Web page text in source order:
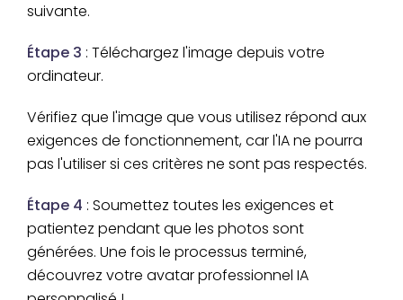
suivante.
Étape 3 : Téléchargez l'image depuis votre
ordinateur.
Vérifiez que l'image que vous utilisez répond aux
exigences de fonctionnement, car l'IA ne pourra
pas l'utiliser si ces critères ne sont pas respectés.
Étape 4 : Soumettez toutes les exigences et
patientez pendant que les photos sont
générées. Une fois le processus terminé,
découvrez votre avatar professionnel IA